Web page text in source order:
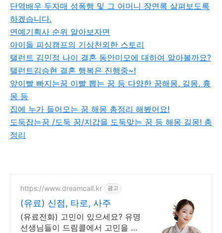
단역배우 두자매 성폭행 및 그 어머니 장연록 살펴보도록
하겠습니다.
연예기획사 순위 알아보자면
아이돌 피싱캠프의 기상천외한 스토리
탤런트 김민정 나이 결혼 동안미모에 대하여 알아볼까요?
탤런트김승현 결혼 행복은 진행중~!
앞이빨 빠지는꿈 이빨 뽑는 꿈 등 다양한 꿈해몽, 길몽, 흉
몽 등
집에 누가 들어오는 꿈 해몽 총정리 해봤어요!
도둑잡는꿈 /도둑 꿈/지갑을 도둑맞는 꿈 등 해몽 길몽! 총
정리
https://www.dreamcall.kr 광고
(유료) 신점, 타로, 사주
(유료전화) 고민이 있으세요? 유명
선생님들이 드림콜에서 고민을 해